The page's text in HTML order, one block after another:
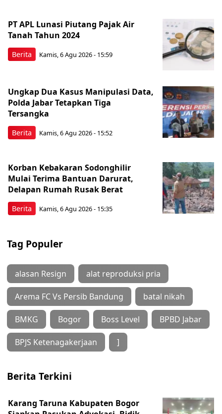
Berita
PT APL Lunasi Piutang Pajak Air
Tanah Tahun 2024
Kamis, 6 Agu 2026 - 15:59
Berita
Ungkap Dua Kasus Manipulasi Data,
Polda Jabar Tetapkan Tiga
Tersangka
Kamis, 6 Agu 2026 - 15:52
Berita
Korban Kebakaran Sodonghilir
Mulai Terima Bantuan Darurat,
Delapan Rumah Rusak Berat
Kamis, 6 Agu 2026 - 15:35
Tag Populer
alasan Resign alat reproduksi pria
Arema FC Vs Persib Bandung batal nikah
BMKG Bogor Boss Level BPBD Jabar
BPJS Ketenagakerjaan ]
Berita Terkini
Karang Taruna Kabupaten Bogor